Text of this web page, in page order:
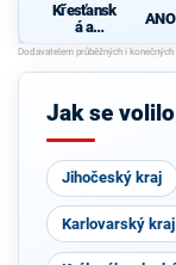
Křesťansk
á a
demokrati
cká unie -
Českoslov
strana
Jak se
Jihočeský kraj
Karlovarský kraj